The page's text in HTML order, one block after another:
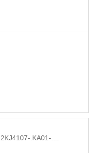
2KJ4107-.KA01-....